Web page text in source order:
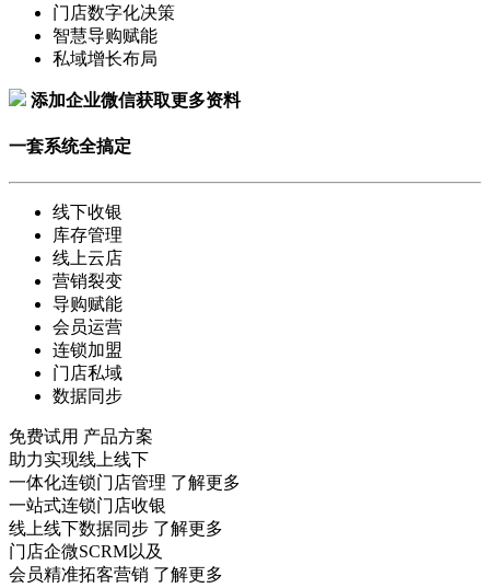
门店数字化决策
智慧导购赋能
私域增长布局
添加企业微信获取更多资料
一套系统全搞定
线下收银
库存管理
线上云店
营销裂变
导购赋能
会员运营
连锁加盟
门店私域
数据同步
免费试用 产品方案
助力实现线上线下
一体化连锁门店管理 了解更多
一站式连锁门店收银
线上线下数据同步 了解更多
门店企微SCRM以及
会员精准拓客营销 了解更多